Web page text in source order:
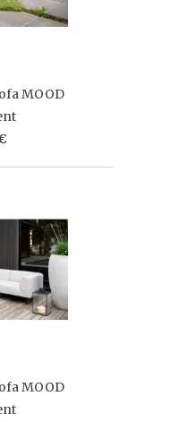
MOOD
MOOD